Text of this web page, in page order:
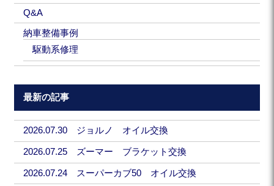
Q&A
納車整備事例
駆動系修理
最新の記事
2026.07.30 ジョルノ オイル交換
2026.07.25 ズーマー ブラケット交換
2026.07.24 スーパーカブ50 オイル交換